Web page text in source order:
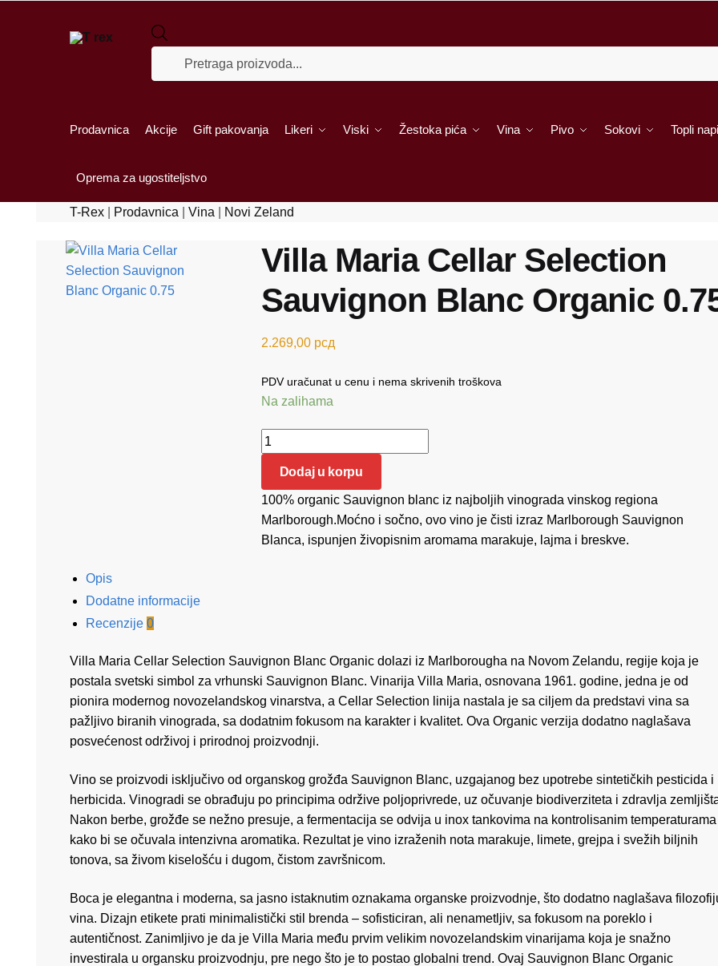
Prodavnica Akcije Gift pakovanja Likeri Viski Žestoka pića Vina Pivo Sokovi Topli
Oprema za ugostiteljstvo
T-Rex Prodavnica Vina Novi Zeland
Villa Maria Cellar Selection
Sauvignon Blanc Organic
2.269,00 рсд
PDV uračunat u cenu i nema skrivenih troškova
Na zalihama
Villa Maria Cellar Selection Sauvignon Blanc Organic 0.75 količina
Dodaj u korpu
100% organic Sauvignon blanc iz najboljih vinograda vinskog regiona
Marlborough.Moćno i sočno, ovo vino je čisti izraz Marlborough Sauvignon
Blanca, ispunjen živopisnim aromama marakuje, lajma i breskve.
Opis
Dodatne informacije
Recenzije 0
Villa Maria Cellar Selection Sauvignon Blanc Organic dolazi iz Marlborougha na Novom Zelandu, regije koja je
postala svetski simbol za vrhunski Sauvignon Blanc. Vinarija Villa Maria, osnovana 1961. godine, jedna je od
pionira modernog novozelandskog vinarstva, a Cellar Selection linija nastala je sa ciljem da predstavi vina sa
pažljivo biranih vinograda, sa dodatnim fokusom na karakter i kvalitet. Ova Organic verzija dodatno naglašava
posvećenost održivoj i prirodnoj proizvodnji.
Vino se proizvodi isključivo od organskog grožđa Sauvignon Blanc, uzgajanog bez upotrebe sintetičkih pesticida i
herbicida. Vinogradi se obrađuju po principima održive poljoprivrede, uz očuvanje biodiverziteta i zdravlja
Nakon berbe, grožđe se nežno presuje, a fermentacija se odvija u inox tankovima na kontrolisanim temperaturama
kako bi se očuvala intenzivna aromatika. Rezultat je vino izraženih nota marakuje, limete, grejpa i svežih biljnih
tonova, sa živom kiselošću i dugom, čistom završnicom.
Boca je elegantna i moderna, sa jasno istaknutim oznakama organske proizvodnje, što dodatno naglašava
vina. Dizajn etikete prati minimalistički stil brenda – sofisticiran, ali nenametljiv, sa fokusom na poreklo i
autentičnost. Zanimljivo je da je Villa Maria među prvim velikim novozelandskim vinarijama koja je snažno
investirala u organsku proizvodnju, pre nego što je to postao globalni trend. Ovaj Sauvignon Blanc Organic